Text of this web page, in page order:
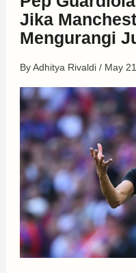
Jika
Mengurangi
ByAdhitya Rivaldi / May